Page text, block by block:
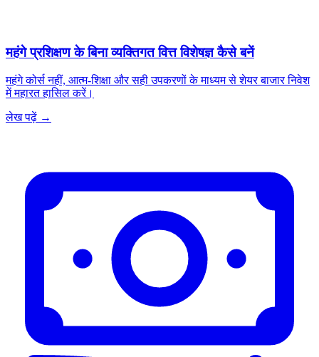
महंगे प्रशिक्षण के बिना व्यक्तिगत वित्त विशेषज्ञ कैसे बनें
महंगे कोर्स नहीं, आत्म-शिक्षा और सही उपकरणों के माध्यम से शेयर बाजार निवेश
में महारत हासिल करें।
लेख पढ़ें →